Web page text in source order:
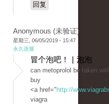
回复
Anonymous (未验证)
星期三, 06/05/2019 - 15:47
永久连接
冒个泡吧！ | 泡泡
can metoprolol be taken
buy
<a href=" http://
viagra